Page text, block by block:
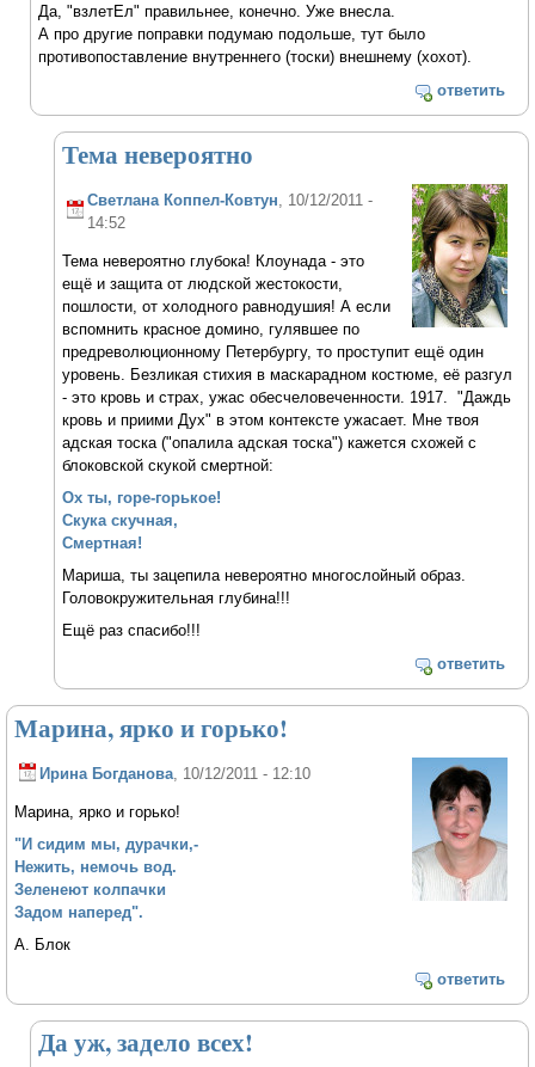
Да, "взлетЕл" правильнее, конечно. Уже внесла.
А про другие поправки подумаю подольше, тут было
противопоставление внутреннего (тоски) внешнему (хохот).
ответить
Тема невероятно
Светлана Коппел-Ковтун , 10/12/2011 -
14:52
Тема невероятно глубока! Клоунада - это
ещё и защита от людской жестокости,
пошлости, от холодного равнодушия! А если
вспомнить красное домино, гулявшее по
предреволюционному Петербургу, то проступит ещё один
уровень. Безликая стихия в маскарадном костюме, её разгул
- это кровь и страх, ужас обесчеловеченности. 1917. "Даждь
кровь и приими Дух" в этом контексте ужасает. Мне твоя
адская тоска ("опалила адская тоска") кажется схожей с
блоковской скукой смертной:
Ох ты, горе-горькое!
Скука скучная,
Смертная!
Мариша, ты зацепила невероятно многослойный образ.
Головокружительная глубина!!!
Ещё раз спасибо!!!
ответить
Марина, ярко и горько!
Ирина Богданова , 10/12/2011 - 12:10
Марина, ярко и горько!
"И сидим мы, дурачки,-
Нежить, немочь вод.
Зеленеют колпачки
Задом наперед".
А. Блок
ответить
Да уж, задело всех!